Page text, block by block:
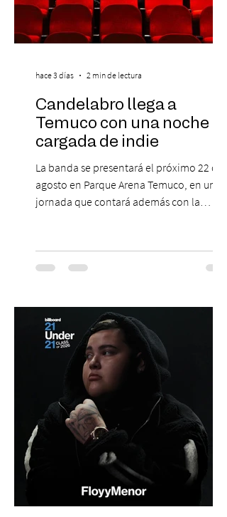
Candelabro llega a
Temuco con una noche
cargada de indie
La banda se presentará el próximo 22 de
agosto en Parque Arena Temuco, en una
jornada que contará además con la
agosto, el Parque Arena Temuco será
escenario de una noche dedicada al indie
banda que llegará a la capital de La
Araucanía para ofrecer un show cargado
de energía, guitarras y canciones que han
marcado su breve pero exitosa trayectoria.
hace 3 días 2 min de lectura